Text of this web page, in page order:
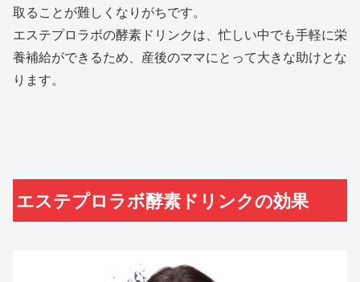
取ることが難しくなりがちです。
エステプロラボの酵素ドリンクは、忙しい中でも手軽に栄
養補給ができるため、産後のママにとって大きな助けとな
ります。
エステプロラボ酵素ドリンクの効果